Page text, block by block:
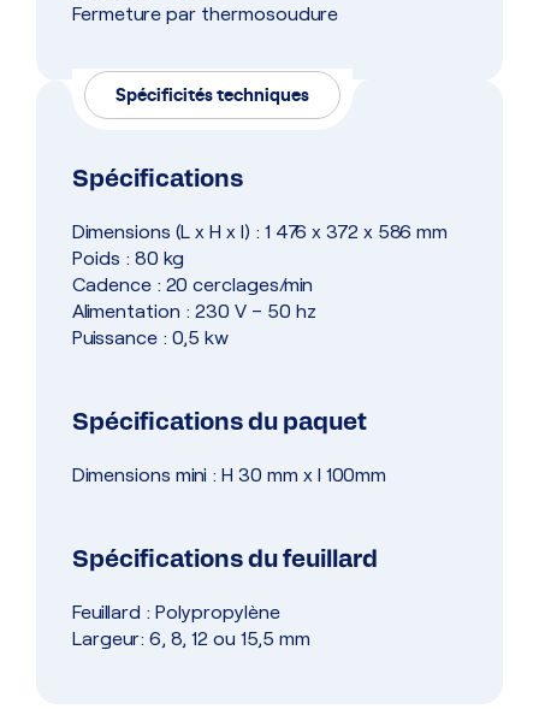
Fermeture par thermosoudure
Spécificités techniques
Spécifications
Dimensions (L x H x l) : 1 476 x 372 x 586 mm
Poids : 80 kg
Cadence : 20 cerclages/min
Alimentation : 230 V – 50 hz
Puissance : 0,5 kw
Spécifications du paquet
Dimensions mini : H 30 mm x l 100mm
Spécifications du feuillard
Feuillard : Polypropylène
Largeur: 6, 8, 12 ou 15,5 mm